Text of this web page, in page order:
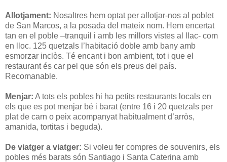
Allotjament: Nosaltres hem optat per allotjar-nos al poblet
de San Marcos, a la posada del mateix nom. Hem encertat
tan en el poble –tranquil i amb les millors vistes al llac- com
en lloc. 125 quetzals l’habitació doble amb bany amb
esmorzar inclòs. Té encant i bon ambient, tot i que el
restaurant és car pel que són els preus del país.
Recomanable.
Menjar: A tots els pobles hi ha petits restaurants locals en
els que es pot menjar bé i barat (entre 16 i 20 quetzals per
plat de carn o peix acompanyat habitualment d’arròs,
amanida, tortitas i beguda).
De viatger a viatger: Si voleu fer compres de souvenirs, els
pobles més barats són Santiago i Santa Caterina amb